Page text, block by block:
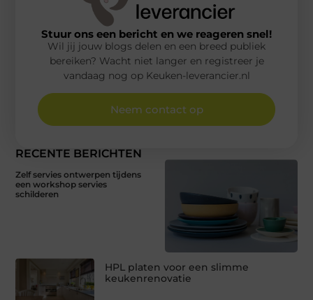
RECENTE BERICHTEN
Zelf servies ontwerpen tijdens
een workshop servies
schilderen
HPL platen voor een slimme
keukenrenovatie
Stuur ons een bericht en we reageren snel!
Wil jij jouw blogs delen en een breed publiek
bereiken? Wacht niet langer en registreer je
vandaag nog op Keuken-leverancier.nl
Neem contact op